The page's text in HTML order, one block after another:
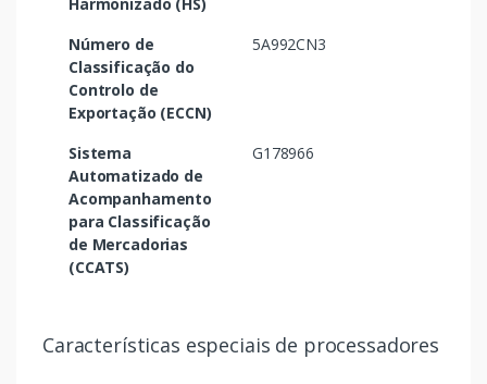
Número de
Classificação do
Controlo de
Exportação (ECCN)
5A992CN3
Sistema
Automatizado de
Acompanhamento
para Classificação
de Mercadorias
(CCATS)
G178966
Características especiais de processadores